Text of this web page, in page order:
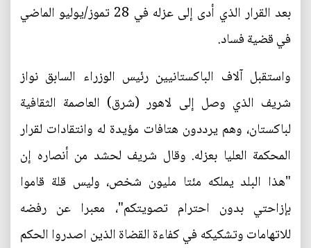
بعد القرار الذي أدى إلى عزله في 28 تموز/يوليو الماضي
في قضية فساد.
واستقبل آلاف الباكستانيين رئيس الوزراء السابق نواز
شريف الذي وصل إلى لاهور (شرق) العاصمة الثقافية
لباكستان، وهم يرددون هتافات مؤيدة له وانتقادات لقرار
المحكمة العليا بعزله. وقال شريف لحشد من أنصاره إن
"هذا البلد يملكه مئتا مليون شخص، وليس قلة قاموا
بإزاحتي بدون احترام تصويتكم"، معبرا عن رفضه
للاتهامات وتشكيكه في كفاءة القضاة الذين اصدروا الحكم